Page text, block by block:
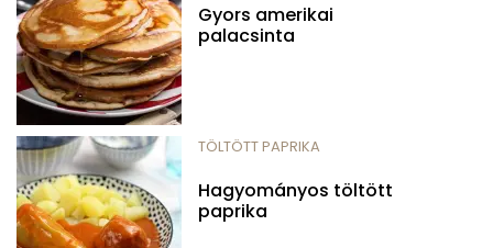
Gyors amerikai
palacsinta
TÖLTÖTT PAPRIKA
Hagyományos töltött
paprika